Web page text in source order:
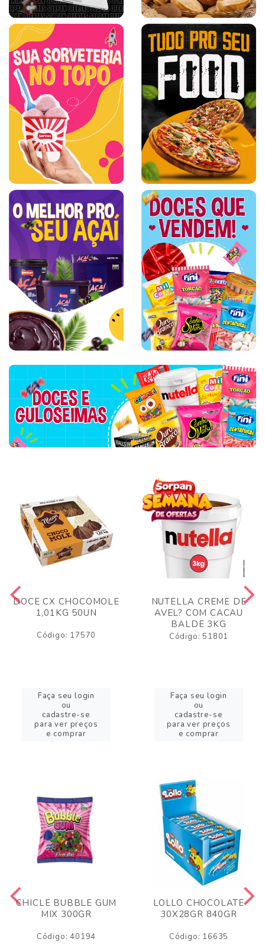
DOCE CX CHOCOMOLE
1,01KG 50UN
Código: 17570
Faça seu login
ou
cadastre-se
para ver preços
e comprar
NUTELLA CREME DE
AVEL? COM CACAU
BALDE 3KG
Código: 51801
Faça seu login
ou
cadastre-se
para ver preços
e comprar
CHICLE BUBBLE GUM
MIX 300GR
Código: 40194
LOLLO CHOCOLATE
30X28GR 840GR
Código: 16635